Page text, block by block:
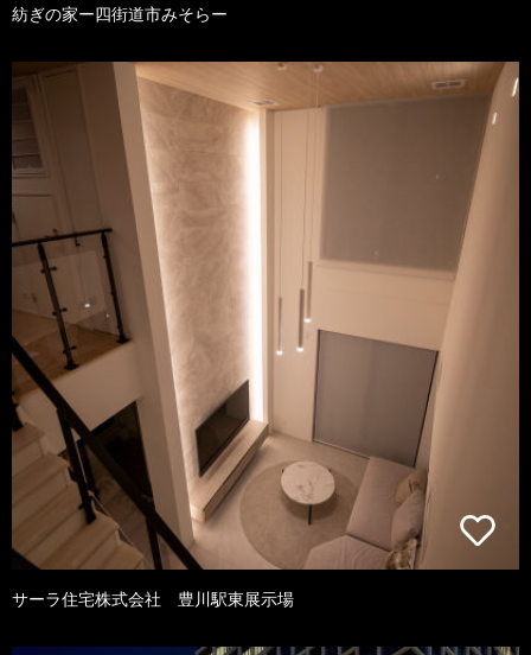
紡ぎの家ー四街道市みそらー
サーラ住宅株式会社 豊川駅東展示場